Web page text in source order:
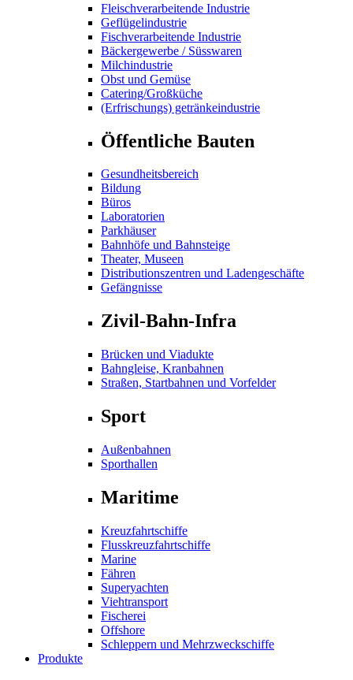
Fleischverarbeitende Industrie
Geflügelindustrie
Fischverarbeitende Industrie
Bäckergewerbe / Süsswaren
Milchindustrie
Obst und Gemüse
Catering/Großküche
(Erfrischungs) getränkeindustrie
Öffentliche Bauten
Gesundheitsbereich
Bildung
Büros
Laboratorien
Parkhäuser
Bahnhöfe und Bahnsteige
Theater, Museen
Distributionszentren und Ladengeschäfte
Gefängnisse
Zivil-Bahn-Infra
Brücken und Viadukte
Bahngleise, Kranbahnen
Straßen, Startbahnen und Vorfelder
Sport
Außenbahnen
Sporthallen
Maritime
Kreuzfahrtschiffe
Flusskreuzfahrtschiffe
Marine
Fähren
Superyachten
Viehtransport
Fischerei
Offshore
Schleppern und Mehrzweckschiffe
Produkte